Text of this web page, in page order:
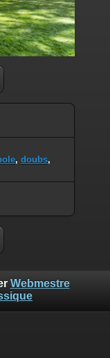
, doubs,
Webmestre